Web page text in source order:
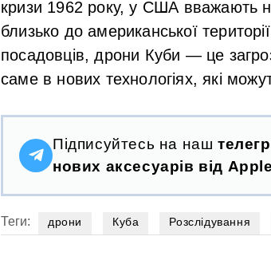
кризи 1962 року, у США вважають
близько до американської
посадовців, дрони Куби — це
саме в нових технологіях, які
Підписуйтесь на наш
нових аксесуарів від
Теги: дрони Куба Розслідування